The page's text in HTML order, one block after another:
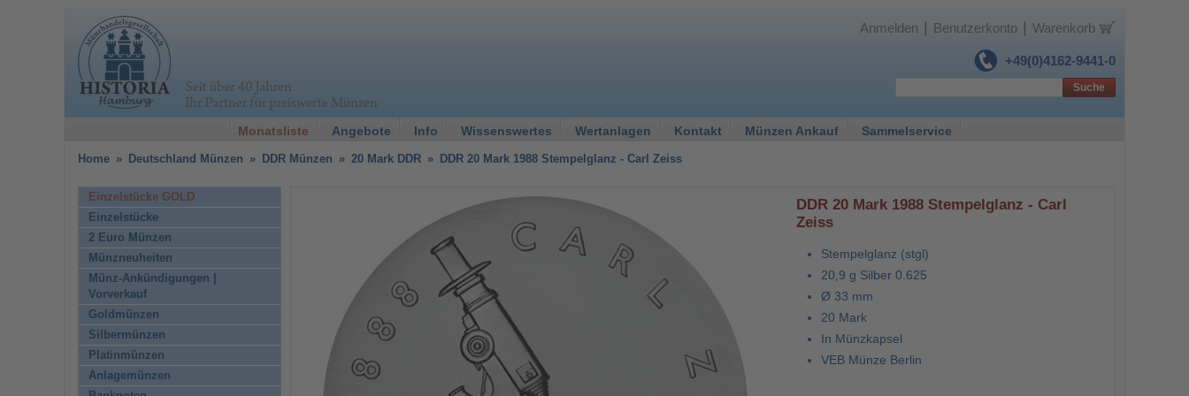
+49(0)4162-9441-0
Anmelden Benutzerkonto Warenkorb
Monatsliste Angebote Info Wissenswertes Wertanlagen Kontakt Münzen Ankauf Sammelservice
Suche
Home » Deutschland Münzen » DDR Münzen » 20 Mark DDR » DDR 20 Mark 1988 Stempelglanz - Carl Zeiss
DDR 20 Mark 1988 Stempelglanz - Carl
Zeiss
Stempelglanz (stgl)
20,9 g Silber 0.625
Ø 33 mm
20 Mark
In Münzkapsel
VEB Münze Berlin
Einzelstücke GOLD
Einzelstücke
2 Euro Münzen
Münzneuheiten
Münz-Ankündigungen |
Vorverkauf
Goldmünzen
Silbermünzen
Platinmünzen
Anlagemünzen